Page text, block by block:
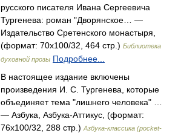
русского писателя Ивана Сергеевича
Тургенева: роман "Дворянское… —
Издательство Сретенского монастыря,
(формат: 70x100/32, 464 стр.) Библиотека
духовной прозы Подробнее...
В настоящее издание включены
произведения И. С. Тургенева, которые
объединяет тема "лишнего человека" …
— Азбука, Азбука-Аттикус, (формат:
76x100/32, 288 стр.) Азбука-классика (pocket-